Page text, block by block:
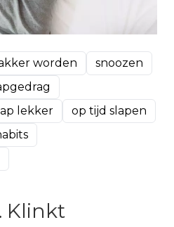
worden
snoozen
lekker
op tijd slapen
Klinkt